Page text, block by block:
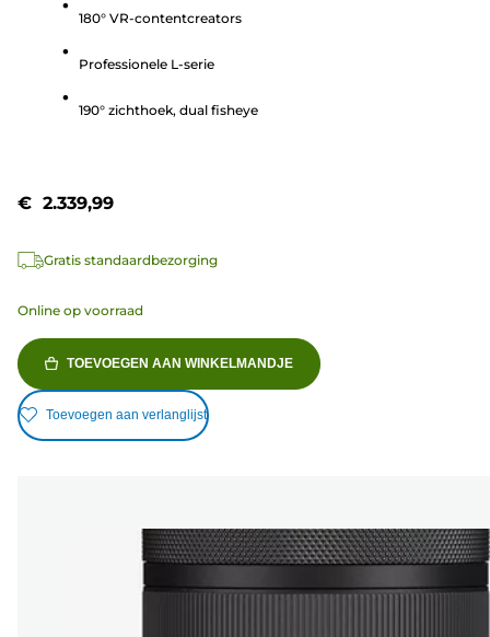
sterren.
180° VR-contentcreators
Professionele L-serie
190° zichthoek, dual fisheye
€ 2.339,99
Gratis standaardbezorging
Online op voorraad
TOEVOEGEN AAN WINKELMANDJE
Toevoegen aan verlanglijst